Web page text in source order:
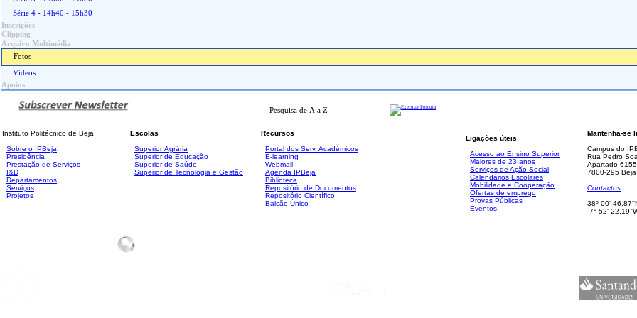
Série 4 - 14h40 - 15h30
Inscrições
Clipping
Arquivo Multimédia
Fotos
Vídeos
Apoios
Instituto Politécnico de Beja
Sobre o IPBeja
Presidência
Prestação de Serviços
I&D
Departamentos
Serviços
Projetos
Escolas
Superior Agrária
Superior de Educação
Superior de Saúde
Superior de Tecnologia e Gestão
Recursos
Portal dos Serv. Académicos
E-learning
Webmail
Agenda IPBeja
Biblioteca
Repositório de Documentos
Repositório Científico
Balcão Único
Ligações úteis
Acesso ao Ensino Superior
Maiores de 23 anos
Serviços de Ação Social
Calendários Escolares
Mobilidade e Cooperação
Ofertas de emprego
Provas Públicas
Eventos
Mantenha-se
Campus do
Rua Pedro
Apartado 6155
7800-295 Beja
Contactos
38º 00'
7° 52'